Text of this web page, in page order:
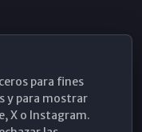
para fines
y para mostrar
X o Instagram.